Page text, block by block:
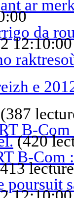
ar
da
12:10:00
e
(387
B-
(420
B-Com
413
poursuit